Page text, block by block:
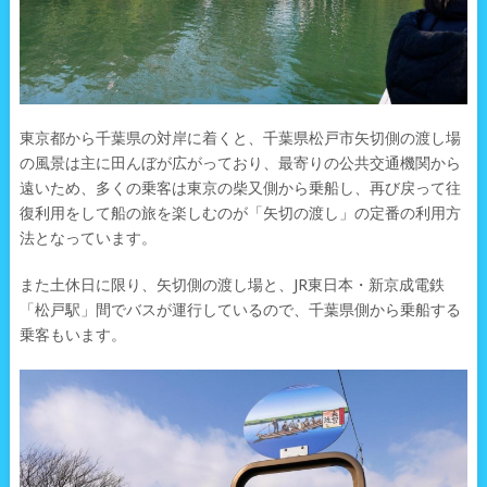
東京都から千葉県の対岸に着くと、千葉県松戸市矢切側の渡し場
の風景は主に田んぼが広がっており、最寄りの公共交通機関から
遠いため、多くの乗客は東京の柴又側から乗船し、再び戻って往
復利用をして船の旅を楽しむのが「矢切の渡し」の定番の利用方
法となっています。
また土休日に限り、矢切側の渡し場と、JR東日本・新京成電鉄
「松戸駅」間でバスが運行しているので、千葉県側から乗船する
乗客もいます。